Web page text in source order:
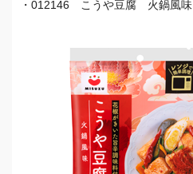
・012146 こうや豆腐 火鍋風味